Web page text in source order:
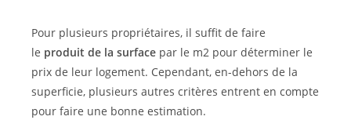
Pour plusieurs propriétaires, il suffit de faire
le produit de la surface par le m2 pour déterminer le
prix de leur logement. Cependant, en-dehors de la
superficie, plusieurs autres critères entrent en compte
pour faire une bonne estimation.